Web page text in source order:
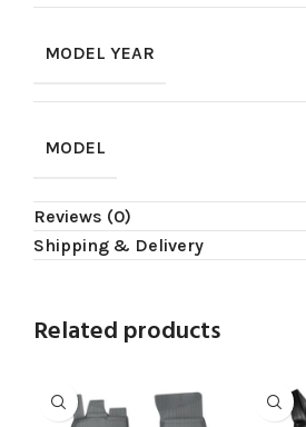
MODEL YEAR
MODEL
Reviews (0)
Shipping & Delivery
Related products